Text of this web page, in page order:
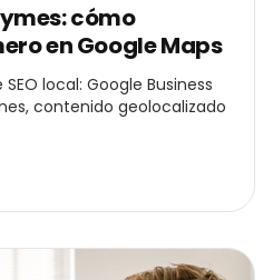
cómo
en Google Maps
local: Google Business
contenido geolocalizado